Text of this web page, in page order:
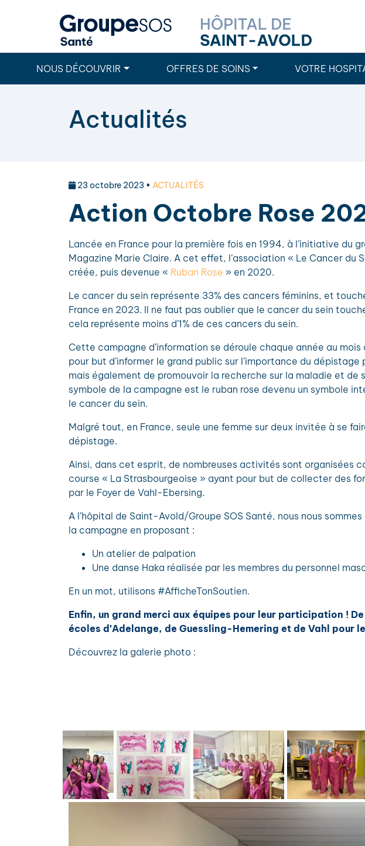
NOUS DÉCOUVRIR OFFRES DE SOINS VOTRE
Actualités
23 octobre 2023 • ACTUALITÉS
Action Octobre Rose
Lancée en France pour la première fois en 1994, à l’initiative du
Magazine Marie Claire. A cet effet, l’association « Le Cancer du
créée, puis devenue « Ruban Rose » en 2020.
Le cancer du sein représente 33% des cancers féminins, et
France en 2023. Il ne faut pas oublier que le cancer du sein
cela représente moins d’1% de ces cancers du sein.
Cette campagne d’information se déroule chaque année au mois
pour but d’informer le grand public sur l’importance du
mais également de promouvoir la recherche sur la maladie et de
symbole de la campagne est le ruban rose devenu un symbole
le cancer du sein.
Malgré tout, en France, seule une femme sur deux invitée à se
dépistage.
Ainsi, dans cet esprit, de nombreuses activités sont organisées
course « La Strasbourgeoise » ayant pour but de collecter des
par le Foyer de Vahl-Ebersing.
A l’hôpital de Saint-Avold/Groupe SOS Santé, nous nous
la campagne en proposant :
Un atelier de palpation
Une danse Haka réalisée par les membres du personnel
En un mot, utilisons #AfficheTonSoutien.
Enfin, un grand merci aux équipes pour leur participation !
écoles d’Adelange, de Guessling-Hemering et de Vahl pour
Découvrez la galerie photo :